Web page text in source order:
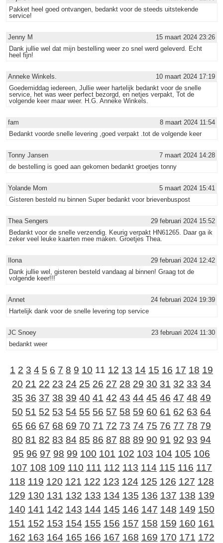
Pakket heel goed ontvangen, bedankt voor de steeds uitstekende
service!
Jenny M
15 maart 2024 23:26
Dank jullie wel dat mijn bestelling weer zo snel werd geleverd. Echt
heel fijn!
Anneke Winkels.
10 maart 2024 17:19
Goedemiddag iedereen, Jullie weer hartelijk bedankt voor de snelle
service, het was weer perfect bezorgd, en netjes verpakt, Tot de
volgende keer maar weer. H.G. Anneke Winkels.
fam
8 maart 2024 11:54
Bedankt voorde snelle levering ,goed verpakt .tot de volgende keer
Tonny Jansen
7 maart 2024 14:28
de bestelling is goed aan gekomen bedankt groetjes tonny
Yolande Mom
5 maart 2024 15:41
Gisteren besteld nu binnen Super bedankt voor brievenbuspost
Thea Sengers
29 februari 2024 15:52
Bedankt voor de snelle verzendig. Keurig verpakt HN61265. Daar ga ik
zeker veel leuke kaarten mee maken. Groetjes Thea.
Ilona
29 februari 2024 12:42
Dank jullie wel, gisteren besteld vandaag al binnen! Graag tot de
volgende keer!!!
Annet
24 februari 2024 19:39
Hartelijk dank voor de snelle levering top service
JC Snoey
23 februari 2024 11:30
bedankt weer
1 2 3 4 5 6 7 8 9 10 11 12 13 14 15 16 17 18 19
20 21 22 23 24 25 26 27 28 29 30 31 32 33 34
35 36 37 38 39 40 41 42 43 44 45 46 47 48 49
50 51 52 53 54 55 56 57 58 59 60 61 62 63 64
65 66 67 68 69 70 71 72 73 74 75 76 77 78 79
80 81 82 83 84 85 86 87 88 89 90 91 92 93 94
95 96 97 98 99 100 101 102 103 104 105 106
107 108 109 110 111 112 113 114 115 116 117
118 119 120 121 122 123 124 125 126 127 128
129 130 131 132 133 134 135 136 137 138 139
140 141 142 143 144 145 146 147 148 149 150
151 152 153 154 155 156 157 158 159 160 161
162 163 164 165 166 167 168 169 170 171 172